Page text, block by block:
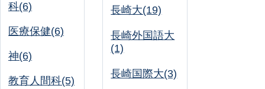
科(6)
医療保健(6)
神(6)
教育人間科(5)
長崎大(19)
長崎外国語大
(1)
長崎国際大(3)